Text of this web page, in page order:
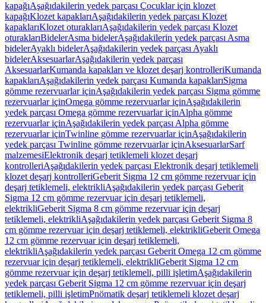
kapağıAşağıdakilerin yedek parçası Çocuklar için klozet
kapağıKlozet kapaklarıAşağıdakilerin yedek parçası Klozet
kapaklarıKlozet oturaklarıAşağıdakilerin yedek parçası Klozet
oturaklarıBidelerAsma bidelerAşağıdakilerin yedek parçası Asma
bidelerAyaklı bidelerAşağıdakilerin yedek parçası Ayaklı
bidelerAksesuarlarAşağıdakilerin yedek parçası
AksesuarlarKumanda kapakları ve klozet deşarj kontrolleriKumanda
kapaklarıAşağıdakilerin yedek parçası Kumanda kapaklarıSigma
gömme rezervuarlar içinAşağıdakilerin yedek parçası Sigma gömme
rezervuarlar içinOmega gömme rezervuarlar içinAşağıdakilerin
yedek parçası Omega gömme rezervuarlar içinAlpha gömme
rezervuarlar içinAşağıdakilerin yedek parçası Alpha gömme
rezervuarlar içinTwinline gömme rezervuarlar içinAşağıdakilerin
yedek parçası Twinline gömme rezervuarlar içinAksesuarlarSarf
malzemesiElektronik deşarj tetiklemeli klozet deşarj
kontrolleriAşağıdakilerin yedek parçası Elektronik deşarj tetiklemeli
klozet deşarj kontrolleriGeberit Sigma 12 cm gömme rezervuar için
deşarj tetiklemeli, elektrikliAşağıdakilerin yedek parçası Geberit
Sigma 12 cm gömme rezervuar için deşarj tetiklemeli,
elektrikliGeberit Sigma 8 cm gömme rezervuar için deşarj
tetiklemeli, elektrikliAşağıdakilerin yedek parçası Geberit Sigma 8
cm gömme rezervuar için deşarj tetiklemeli, elektrikliGeberit Omega
12 cm gömme rezervuar için deşarj tetiklemeli,
elektrikliAşağıdakilerin yedek parçası Geberit Omega 12 cm gömme
rezervuar için deşarj tetiklemeli, elektrikliGeberit Sigma 12 cm
gömme rezervuar için deşarj tetiklemeli, pilli işletimAşağıdakilerin
yedek parçası Geberit Sigma 12 cm gömme rezervuar için deşarj
tetiklemeli, pilli işletimPnömatik deşarj tetiklemeli klozet deşarj